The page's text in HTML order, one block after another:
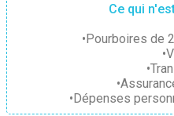
Ce qui
•Pourboires de
•Dépenses